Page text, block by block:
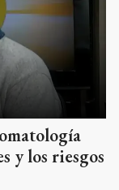
y los riesgos